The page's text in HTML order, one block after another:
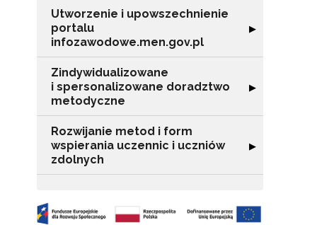
Utworzenie i upowszechnienie
portalu
infozawodowe.men.gov.pl
Rozwiń sekcję
▶
Zindywidualizowane
i spersonalizowane doradztwo
metodyczne
Rozwiń sekcję
▶
Rozwijanie metod i form
wspierania uczennic i uczniów
zdolnych
Rozwiń sekcję
▶